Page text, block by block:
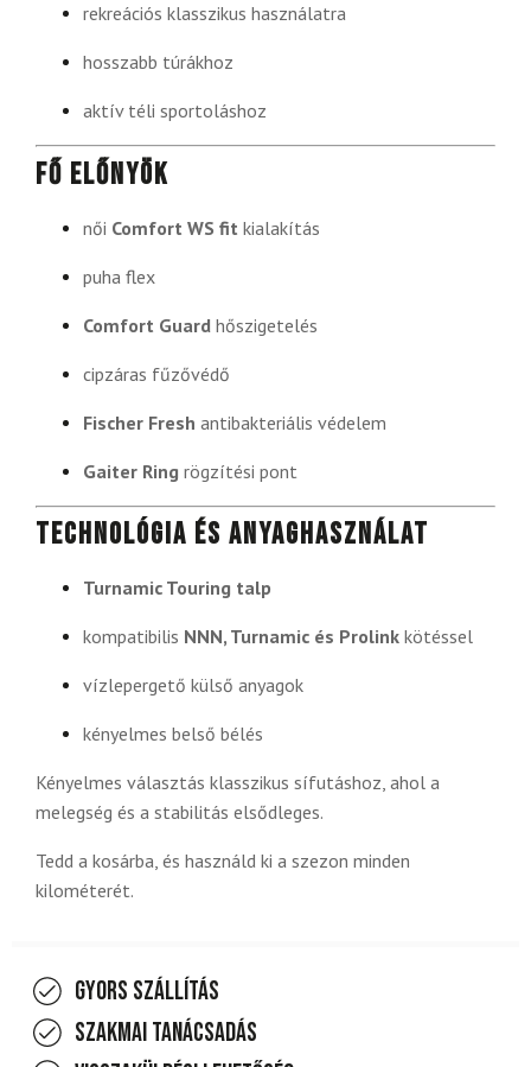
rekreációs klasszikus használatra
hosszabb túrákhoz
aktív téli sportoláshoz
Fő előnyök
női Comfort WS fit kialakítás
puha flex
Comfort Guard hőszigetelés
cipzáras fűzővédő
Fischer Fresh antibakteriális védelem
Gaiter Ring rögzítési pont
Technológia és anyaghasználat
Turnamic Touring talp
kompatibilis NNN, Turnamic és Prolink kötéssel
vízlepergető külső anyagok
kényelmes belső bélés
Kényelmes választás klasszikus sífutáshoz, ahol a
melegség és a stabilitás elsődleges.
Tedd a kosárba, és használd ki a szezon minden
kilométerét.
Gyors szállítás
Szakmai tanácsadás